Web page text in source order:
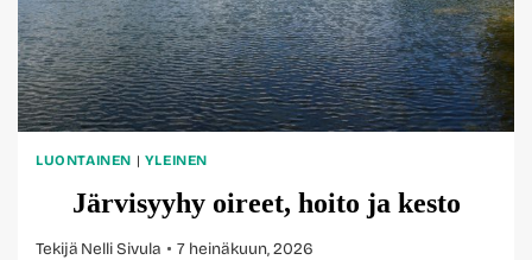
LUONTAINEN | YLEINEN
Järvisyyhy oireet, hoito ja kesto
Tekijä Nelli Sivula 7 heinäkuun, 2026